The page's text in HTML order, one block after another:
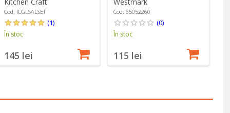
Cod: ICGLSALSET
(1)
În stoc
145 lei
Cod: 65052260
(0)
În stoc
115 lei